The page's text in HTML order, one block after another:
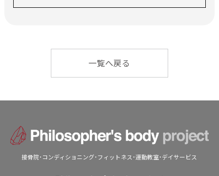
一覧へ戻る
接骨院・コンディショニング・フィットネス・運動教室・デイサービス